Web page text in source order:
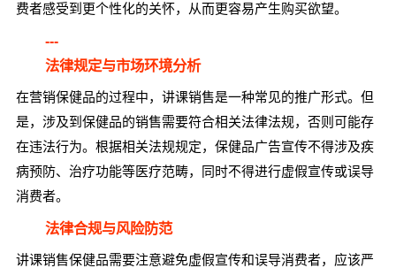
费者感受到更个性化的关怀，从而更容易产生购买欲望。
---
法律规定与市场环境分析
在营销保健品的过程中，讲课销售是一种常见的推广形式。但
是，涉及到保健品的销售需要符合相关法律法规，否则可能存
在违法行为。根据相关法规规定，保健品广告宣传不得涉及疾
病预防、治疗功能等医疗范畴，同时不得进行虚假宣传或误导
消费者。
法律合规与风险防范
讲课销售保健品需要注意避免虚假宣传和误导消费者，应该严